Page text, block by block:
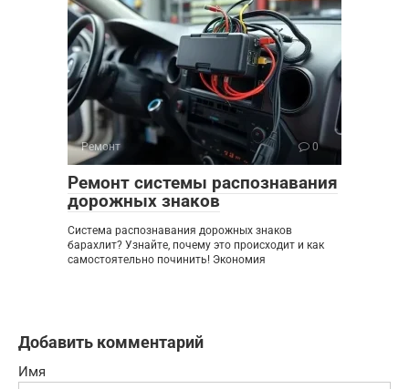
Ремонт 0
Ремонт системы распознавания
дорожных знаков
Система распознавания дорожных знаков
барахлит? Узнайте, почему это происходит и как
самостоятельно починить! Экономия
Добавить комментарий
Имя